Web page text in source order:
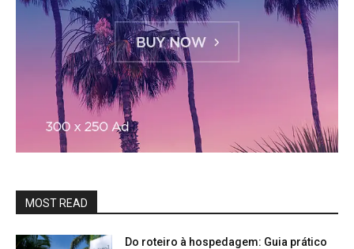
MOST READ
Do roteiro à hospedagem: Guia prático